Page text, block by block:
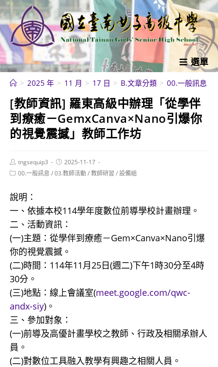
跳
轉
至
主
要
內
選單
> 2025 年 > 11 月 > 17 日 > B.文章分類 > 00.一般訊息
[教師資訊] 羅東高級中辦理「從學伴
到療癒－GemxCanva×Nano引爆你
的視覺震撼」教師工作坊
Post
author:
tngsequip3
Post
published:
2025-11-17
Post00.一般訊息 /03.教師活動/教師研習 /設備組
說明：
一、依據本校114學年度數位前導學校計畫辦理。
二、活動資訊：
(一)主題：從學伴到療癒－Gem×Canva×Nano引爆
你的視覺震撼。
(二)時間：114年11月25日(週二)下午1時30分至4時
30分。
(三)地點：線上會議室(meet.google.com/qwc-
andx-siy)。
三、參加對象：
(一)前導及高優計畫學校之教師、行政及相關承辦人
員。
(二)對數位工具融入教學有興趣之相關人員。